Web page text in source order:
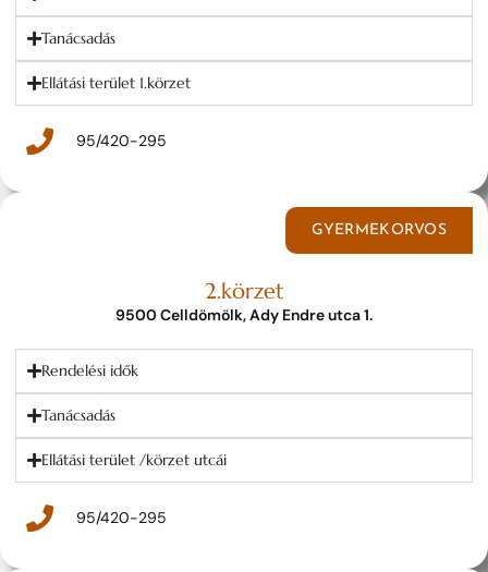
Tanácsadás
Ellátási terület 1.körzet
95/420-295
GYERMEKORVOS
2.körzet
9500 Celldömölk, Ady Endre utca 1.
Rendelési idők
Tanácsadás
Ellátási terület /körzet utcái
95/420-295